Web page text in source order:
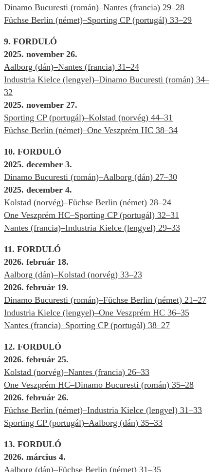
Dinamo Bucuresti (román)–Nantes (francia) 29–28
Füchse Berlin (német)–Sporting CP (portugál) 33–29
9. FORDULÓ
2025. november 26.
Aalborg (dán)–Nantes (francia) 31–24
Industria Kielce (lengyel)–Dinamo Bucuresti (román) 34–
32
2025. november 27.
Sporting CP (portugál)–Kolstad (norvég) 44–31
Füchse Berlin (német)–One Veszprém HC 38–34
10. FORDULÓ
2025. december 3.
Dinamo Bucuresti (román)–Aalborg (dán) 27–30
2025. december 4.
Kolstad (norvég)–Füchse Berlin (német) 28–24
One Veszprém HC–Sporting CP (portugál) 32–31
Nantes (francia)–Industria Kielce (lengyel) 29–33
11. FORDULÓ
2026. február 18.
Aalborg (dán)–Kolstad (norvég) 33–23
2026. február 19.
Dinamo Bucuresti (román)–Füchse Berlin (német) 21–27
Industria Kielce (lengyel)–One Veszprém HC 36–35
Nantes (francia)–Sporting CP (portugál) 38–27
12. FORDULÓ
2026. február 25.
Kolstad (norvég)–Nantes (francia) 26–33
One Veszprém HC–Dinamo Bucuresti (román) 35–28
2026. február 26.
Füchse Berlin (német)–Industria Kielce (lengyel) 31–33
Sporting CP (portugál)–Aalborg (dán) 35–33
13. FORDULÓ
2026. március 4.
Aalborg (dán)–Füchse Berlin (német) 31–35